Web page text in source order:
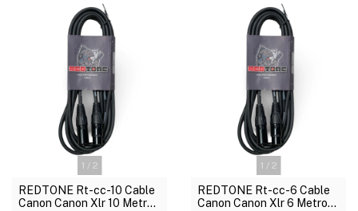
1 / 2
REDTONE Rt-cc-10 Cable
Canon Canon Xlr 10 Metros
1 / 2
REDTONE Rt-cc-6 Cable
Canon Canon Xlr 6 Metros